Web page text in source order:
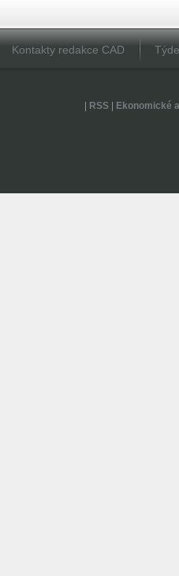
Kontakty redakce CAD
RSS| Ekonomické